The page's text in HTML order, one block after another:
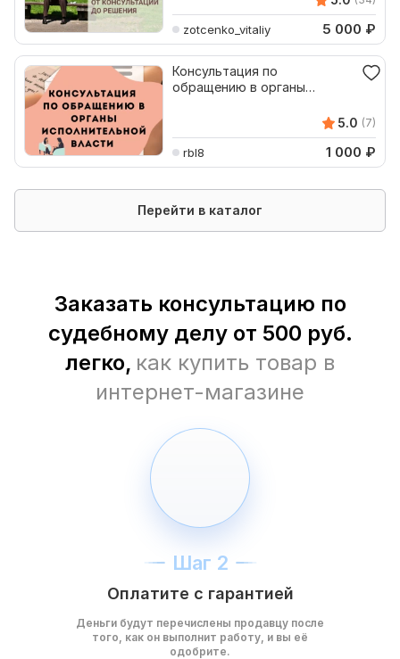
zotcenko_vitaliy 5 000 ₽
Консультация по
обращению в органы
5.0 (7)
rbl8 1 000 ₽
Перейти в каталог
Заказать консультацию по
судебному делу от 500 руб.
легко, как купить товар в
интернет-магазине
Шаг 2
Оплатите с гарантией
Деньги будут перечислены продавцу после
того, как он выполнит работу, и вы её
одобрите.